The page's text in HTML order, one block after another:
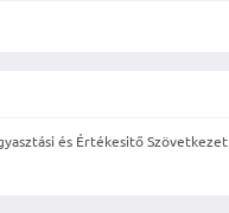
és Értékesitő Szövetkezet